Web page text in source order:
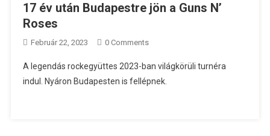
17 év után Budapestre jön a Guns N’
Roses
Február 22, 2023 0 Comments
A legendás rockegyüttes 2023-ban világkörüli turnéra
indul. Nyáron Budapesten is fellépnek.